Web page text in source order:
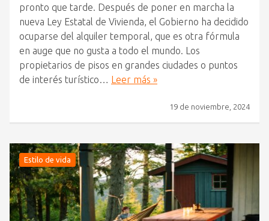
pronto que tarde. Después de poner en marcha la
nueva Ley Estatal de Vivienda, el Gobierno ha decidido
ocuparse del alquiler temporal, que es otra fórmula
en auge que no gusta a todo el mundo. Los
propietarios de pisos en grandes ciudades o puntos
de interés turístico… Leer más »
19 de noviembre, 2024
Estilo de vida